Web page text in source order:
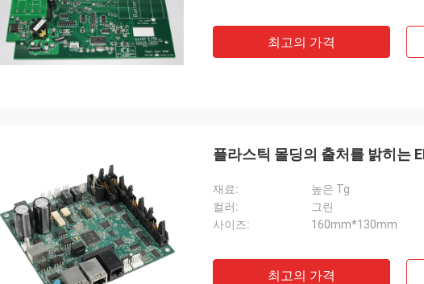
최고의 가격
플라스틱 몰딩의 출처를 밝히는
재료:
높은 Tg
컬러:
그린
사이즈:
160mm*130mm
최고의 가격